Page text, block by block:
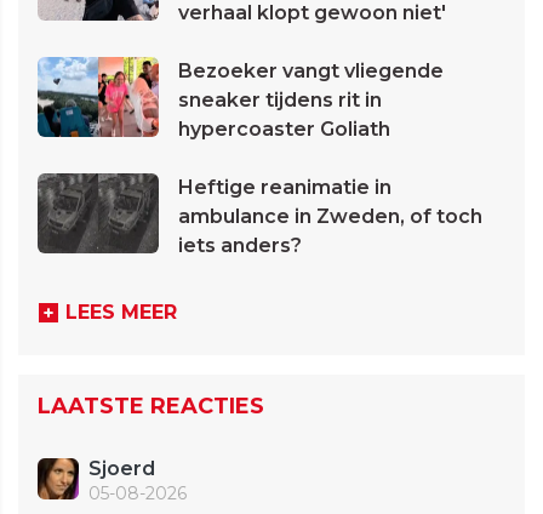
verhaal klopt gewoon niet'
Bezoeker vangt vliegende
sneaker tijdens rit in
hypercoaster Goliath
Heftige reanimatie in
ambulance in Zweden, of toch
iets anders?
LEES MEER
LAATSTE REACTIES
Sjoerd
05-08-2026